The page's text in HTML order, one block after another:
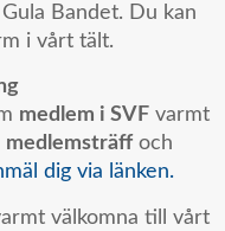
Bandet. Du kan
i vårt tält.
medlem i SVF varmt
medlemsträff och
dig via länken.
välkomna till vårt